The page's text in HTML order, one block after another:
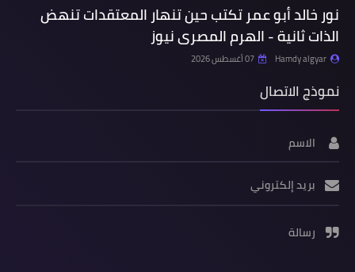
نور خالد أبو عمر تكتب حين تنهار المعتقدات تنهض
الذات ثانية - الهرم المصرى نيوز
Hamdy algyar 07 أغسطس 2026
نموذج الاتصال
الاسم
بريد إلكتروني
رسالة